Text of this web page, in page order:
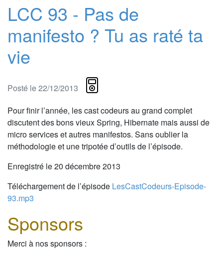
LCC 93 - Pas de
manifesto ? Tu as raté ta
vie
Posté le 22/12/2013
Pour finir l’année, les cast codeurs au grand complet
discutent des bons vieux Spring, Hibernate mais aussi de
micro services et autres manifestos. Sans oublier la
méthodologie et une tripotée d’outils de l’épisode.
Enregistré le 20 décembre 2013
Téléchargement de l’épisode LesCastCodeurs-Episode-
93.mp3
Sponsors
Merci à nos sponsors :